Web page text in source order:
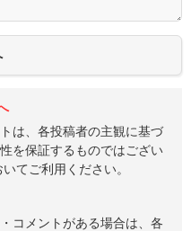
は、各投稿者の主観に基づ
を保証するものではござい
てご利用ください。
コメントがある場合は、各